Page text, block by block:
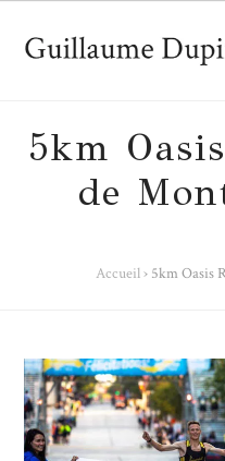
5km
de
Accueil› 5km Oasis